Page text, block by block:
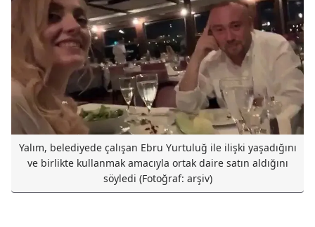
Yalım, belediyede çalışan Ebru Yurtuluğ ile ilişki yaşadığını
ve birlikte kullanmak amacıyla ortak daire satın aldığını
söyledi (Fotoğraf: arşiv)